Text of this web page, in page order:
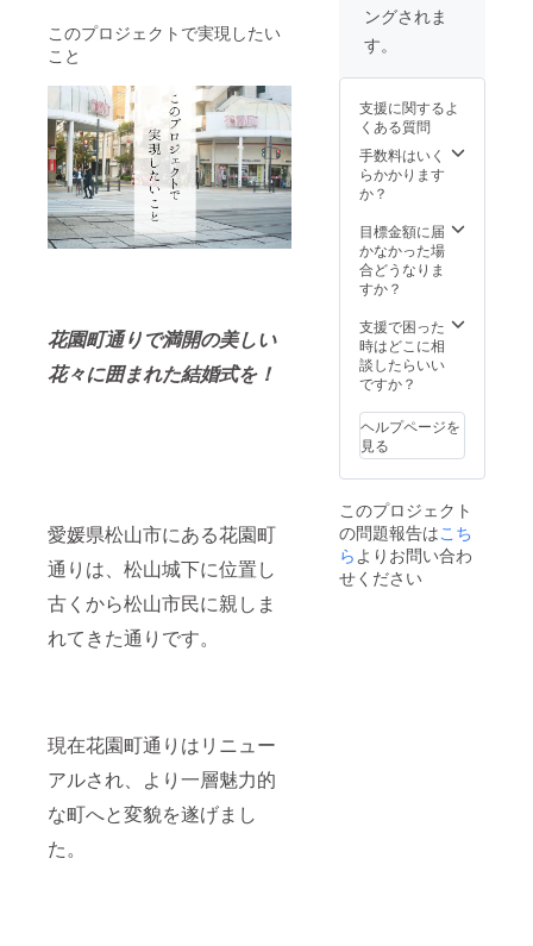
このプロジェクトで実現したい
こと
花園町通りで満開の美しい
花々に囲まれた結婚式を！
愛媛県松山市にある花園町
通りは、松山城下に位置し
古くから松山市民に親しま
れてきた通りです。
現在花園町通りはリニュー
アルされ、より一層魅力的
な町へと変貌を遂げまし
た。
ングされま
す。
支援に関するよ
くある質問
手数料はいく
らかかります
か？
目標金額に届
かなかった場
合どうなりま
すか？
支援で困った
時はどこに相
談したらいい
ですか？
ヘルプページを
見る
このプロジェクト
の問題報告はこち
ら よりお問い合わ
せください